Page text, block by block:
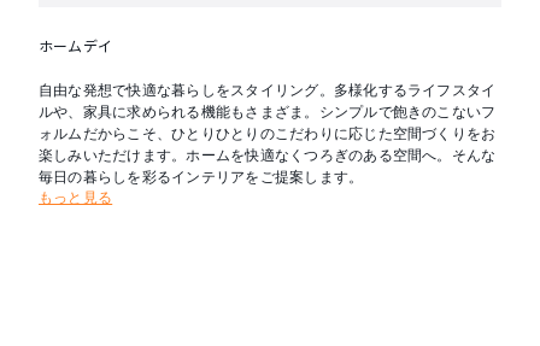
ホームデイ
自由な発想で快適な暮らしをスタイリング。多様化するライフスタイ
ルや、家具に求められる機能もさまざま。シンプルで飽きのこないフ
ォルムだからこそ、ひとりひとりのこだわりに応じた空間づくりをお
楽しみいただけます。ホームを快適なくつろぎのある空間へ。そんな
毎日の暮らしを彩るインテリアをご提案します。
もっと見る